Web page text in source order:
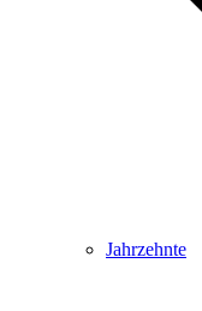
Jahrzehnte